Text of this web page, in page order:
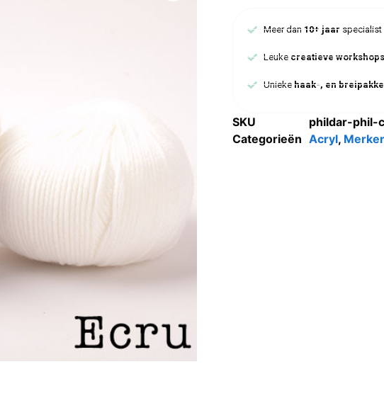
Meer dan 10+ jaar specialist
Leuke creatieve workshops
Uniekehaak-, en
SKU
phildar-phil-
Categorieën Acryl,